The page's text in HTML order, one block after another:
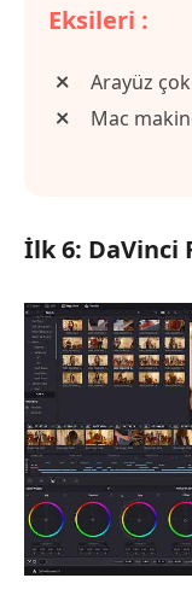
Eksileri :
Arayüz
Mac
İlk 6: DaVinci